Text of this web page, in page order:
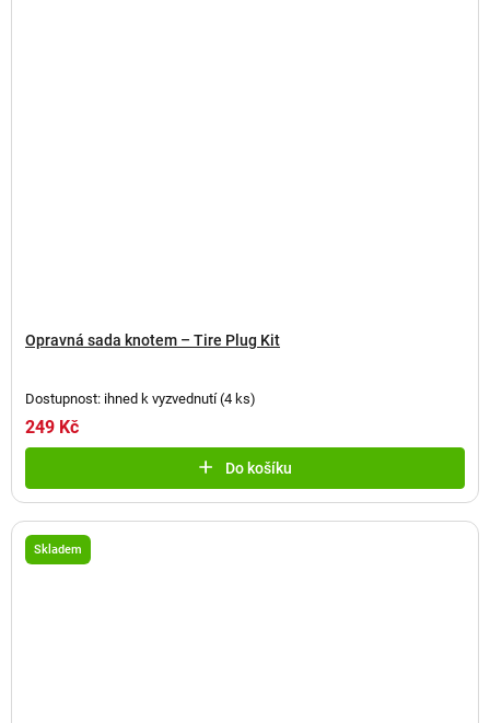
Opravná sada knotem – Tire Plug Kit
Dostupnost: ihned k vyzvednutí(4 ks)
249 Kč
Do košíku
Skladem